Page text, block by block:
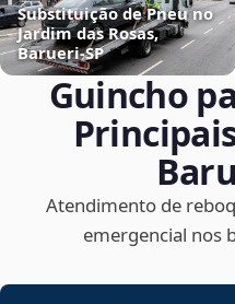
Substituição de Pneu no
Jardim das Rosas,
Barueri‑SP
Guincho
Atendimento de
emergencial nos